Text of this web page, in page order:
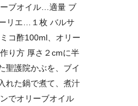
ブオイル…適量 ブ
リエ…１枚 バルサ
コ酢100ml、オリー
り方 厚さ２cmに半
聖護院かぶを、ブイ
れた鍋で煮て、煮汁
でオリーブオイル